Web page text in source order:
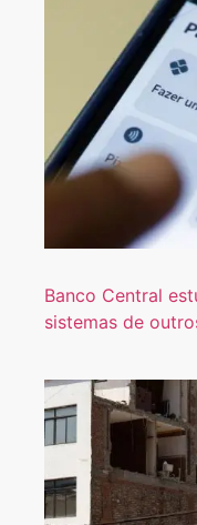
Banco Central
sistemas de